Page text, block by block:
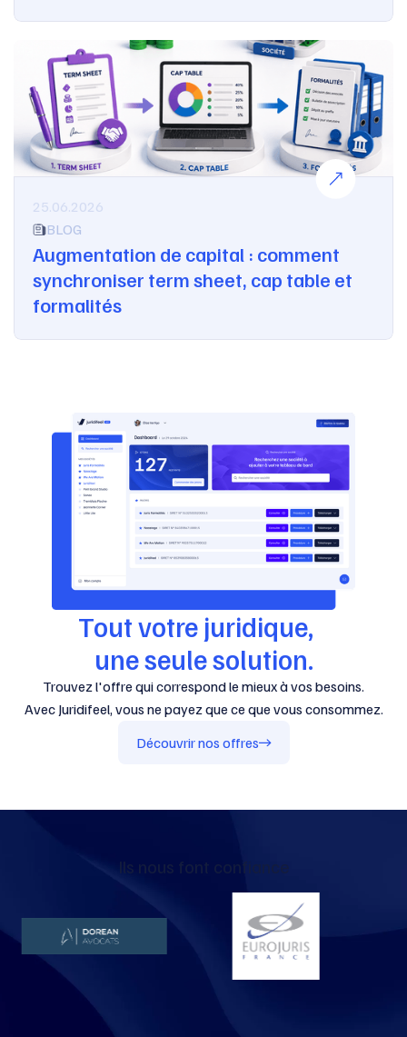
25.06.2026
BLOG
Augmentation de capital : comment
synchroniser term sheet, cap table et
formalités
Tout votre juridique,
une seule solution.
Trouvez l'offre qui correspond le mieux à vos besoins.
Avec Juridifeel, vous ne payez que ce que vous consommez.
Découvrir nos offres
Ils nous font confiance